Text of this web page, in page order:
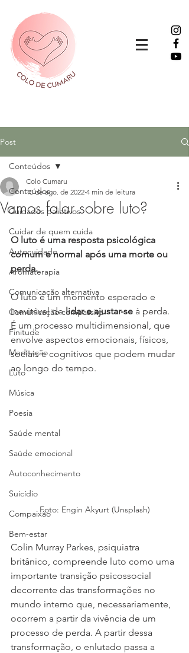
Post
Conteúdos
Cuidados paliativos
Cuidar de quem cuida
Autocuidado
Aromaterapia
Comunicação alternativa
Comunicação compassiva
Finitude
Meditação
Luto
Música
Poesia
Saúde mental
Saúde emocional
Autoconhecimento
Suicídio
Compaixão
Bem-estar
Conteúdos
Vamos falar sobre luto?
Colo Cumaru
10 de ago. de 2022 4 min de leitura
O luto é uma resposta psicológica
comum e normal após uma morte ou
perda.
O luto é um momento esperado e
inevitável de lidar e ajustar-se à perda.
É um processo multidimensional, que
envolve aspectos emocionais, físicos,
sociais e cognitivos que podem mudar
ao longo do tempo.
Foto: Engin Akyurt (Unsplash)
Colin Murray Parkes, psiquiatra
britânico, compreende luto como uma
importante transição psicossocial
decorrente das transformações no
mundo interno que, necessariamente,
ocorrem a partir da vivência de um
processo de perda. A partir dessa
transformação, o enlutado passa a